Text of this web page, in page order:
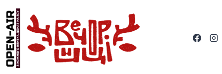
Перейти
до
вмісту